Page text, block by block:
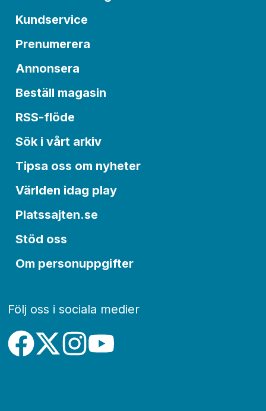
Kundservice
Prenumerera
Annonsera
Beställ magasin
RSS-flöde
Sök i vårt arkiv
Tipsa oss om nyheter
Världen idag play
Platssajten.se
Stöd oss
Om personuppgifter
Följ oss i sociala medier